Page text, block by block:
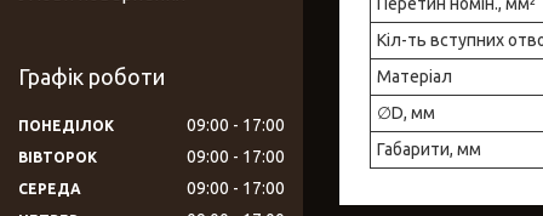
Кіл-ть вступних
Матеріал
∅D, мм
Габарити, мм
Графік роботи
ПОНЕДІЛОК 09:00 17:00
ВІВТОРОК 09:00 17:00
СЕРЕДА 09:00 17:00